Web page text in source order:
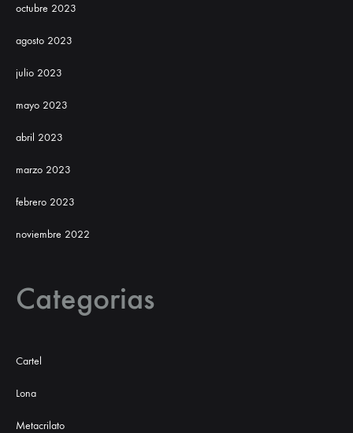
octubre 2023
agosto 2023
julio 2023
mayo 2023
abril 2023
marzo 2023
febrero 2023
noviembre 2022
Categorias
Cartel
Lona
Metacrilato